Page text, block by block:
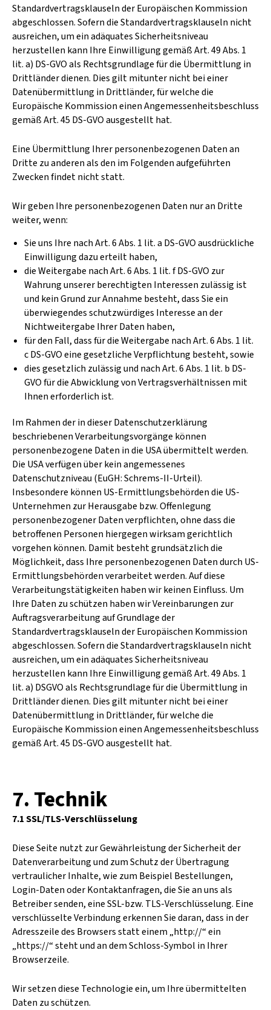
Standardvertragsklauseln der Europäischen Kommission
abgeschlossen. Sofern die Standardvertragsklauseln nicht
ausreichen, um ein adäquates Sicherheitsniveau
herzustellen kann Ihre Einwilligung gemäß Art. 49 Abs. 1
lit. a) DS-GVO als Rechtsgrundlage für die Übermittlung in
Drittländer dienen. Dies gilt mitunter nicht bei einer
Datenübermittlung in Drittländer, für welche die
Europäische Kommission einen Angemessenheitsbeschluss
gemäß Art. 45 DS-GVO ausgestellt hat.
Eine Übermittlung Ihrer personenbezogenen Daten an
Dritte zu anderen als den im Folgenden aufgeführten
Zwecken findet nicht statt.
Wir geben Ihre personenbezogenen Daten nur an Dritte
weiter, wenn:
Sie uns Ihre nach Art. 6 Abs. 1 lit. a DS-GVO ausdrückliche
Einwilligung dazu erteilt haben,
die Weitergabe nach Art. 6 Abs. 1 lit. f DS-GVO zur
Wahrung unserer berechtigten Interessen zulässig ist
und kein Grund zur Annahme besteht, dass Sie ein
überwiegendes schutzwürdiges Interesse an der
Nichtweitergabe Ihrer Daten haben,
für den Fall, dass für die Weitergabe nach Art. 6 Abs. 1 lit.
c DS-GVO eine gesetzliche Verpflichtung besteht, sowie
dies gesetzlich zulässig und nach Art. 6 Abs. 1 lit. b DS-
GVO für die Abwicklung von Vertragsverhältnissen mit
Ihnen erforderlich ist.
Im Rahmen der in dieser Datenschutzerklärung
beschriebenen Verarbeitungsvorgänge können
personenbezogene Daten in die USA übermittelt werden.
Die USA verfügen über kein angemessenes
Datenschutzniveau (EuGH: Schrems-II-Urteil).
Insbesondere können US-Ermittlungsbehörden die US-
Unternehmen zur Herausgabe bzw. Offenlegung
personenbezogener Daten verpflichten, ohne dass die
betroffenen Personen hiergegen wirksam gerichtlich
vorgehen können. Damit besteht grundsätzlich die
Möglichkeit, dass Ihre personenbezogenen Daten durch US-
Ermittlungsbehörden verarbeitet werden. Auf diese
Verarbeitungstätigkeiten haben wir keinen Einfluss. Um
Ihre Daten zu schützen haben wir Vereinbarungen zur
Auftragsverarbeitung auf Grundlage der
Standardvertragsklauseln der Europäischen Kommission
abgeschlossen. Sofern die Standardvertragsklauseln nicht
ausreichen, um ein adäquates Sicherheitsniveau
herzustellen kann Ihre Einwilligung gemäß Art. 49 Abs. 1
lit. a) DSGVO als Rechtsgrundlage für die Übermittlung in
Drittländer dienen. Dies gilt mitunter nicht bei einer
Datenübermittlung in Drittländer, für welche die
Europäische Kommission einen Angemessenheitsbeschluss
gemäß Art. 45 DS-GVO ausgestellt hat.
7. Technik
7.1 SSL/TLS-Verschlüsselung
Diese Seite nutzt zur Gewährleistung der Sicherheit der
Datenverarbeitung und zum Schutz der Übertragung
vertraulicher Inhalte, wie zum Beispiel Bestellungen,
Login-Daten oder Kontaktanfragen, die Sie an uns als
Betreiber senden, eine SSL-bzw. TLS-Verschlüsselung. Eine
verschlüsselte Verbindung erkennen Sie daran, dass in der
Adresszeile des Browsers statt einem „http://“ ein
„https://“ steht und an dem Schloss-Symbol in Ihrer
Browserzeile.
Wir setzen diese Technologie ein, um Ihre übermittelten
Daten zu schützen.